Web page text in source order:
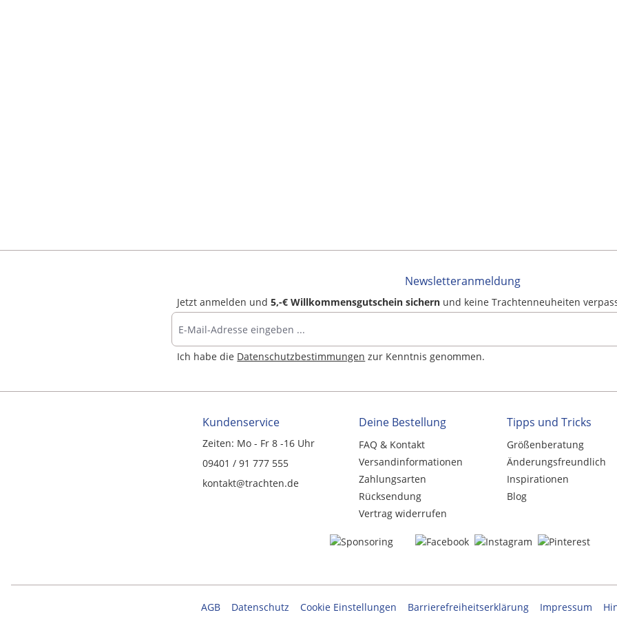
Newsletteranmeldung
Jetzt anmelden und5,-€ Willkommensgutschein sichern und keine Trachtenneuheiten
Ich habe die Datenschutzbestimmungen zur Kenntnis genommen.
Kundenservice
Zeiten: Mo - Fr 8 -16 Uhr
09401 / 91 777 555
kontakt@trachten.de
Deine Bestellung
FAQ & Kontakt
Versandinformationen
Zahlungsarten
Rücksendung
Vertrag widerrufen
Tipps und Tricks
Größenberatung
Änderungsfreundlich
Inspirationen
Blog
AGB Datenschutz Cookie Einstellungen Barrierefreiheitserklärung Impressum